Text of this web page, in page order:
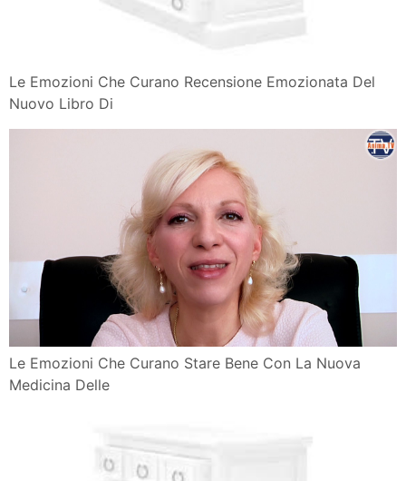
Le Emozioni Che Curano Recensione Emozionata Del
Nuovo Libro Di
Le Emozioni Che Curano Stare Bene Con La Nuova
Medicina Delle